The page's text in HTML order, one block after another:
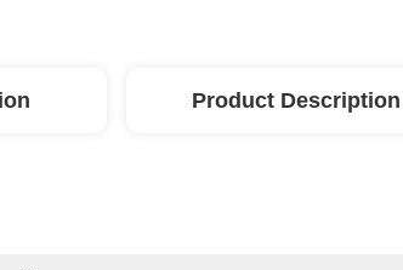
Product Description